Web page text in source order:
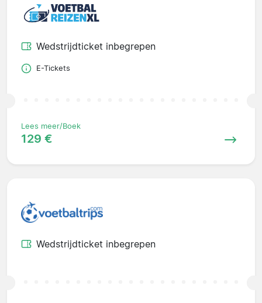
Wedstrijdticket inbegrepen
E-Tickets
Lees meer/Boek
129 €
Wedstrijdticket inbegrepen